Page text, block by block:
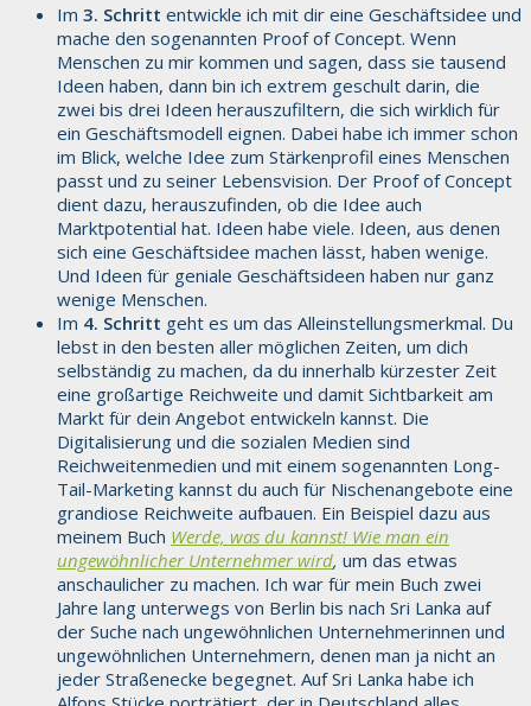
Im 3. Schritt entwickle ich mit dir eine Geschäftsidee und
mache den sogenannten Proof of Concept. Wenn
Menschen zu mir kommen und sagen, dass sie tausend
Ideen haben, dann bin ich extrem geschult darin, die
zwei bis drei Ideen herauszufiltern, die sich wirklich für
ein Geschäftsmodell eignen. Dabei habe ich immer schon
im Blick, welche Idee zum Stärkenprofil eines Menschen
passt und zu seiner Lebensvision. Der Proof of Concept
dient dazu, herauszufinden, ob die Idee auch
Marktpotential hat. Ideen habe viele. Ideen, aus denen
sich eine Geschäftsidee machen lässt, haben wenige.
Und Ideen für geniale Geschäftsideen haben nur ganz
wenige Menschen.
Im 4. Schritt geht es um das Alleinstellungsmerkmal. Du
lebst in den besten aller möglichen Zeiten, um dich
selbständig zu machen, da du innerhalb kürzester Zeit
eine großartige Reichweite und damit Sichtbarkeit am
Markt für dein Angebot entwickeln kannst. Die
Digitalisierung und die sozialen Medien sind
Reichweitenmedien und mit einem sogenannten Long-
Tail-Marketing kannst du auch für Nischenangebote eine
grandiose Reichweite aufbauen. Ein Beispiel dazu aus
meinem Buch Werde, was du kannst! Wie man ein
ungewöhnlicher Unternehmer wird, um das etwas
anschaulicher zu machen. Ich war für mein Buch zwei
Jahre lang unterwegs von Berlin bis nach Sri Lanka auf
der Suche nach ungewöhnlichen Unternehmerinnen und
ungewöhnlichen Unternehmern, denen man ja nicht an
jeder Straßenecke begegnet. Auf Sri Lanka habe ich